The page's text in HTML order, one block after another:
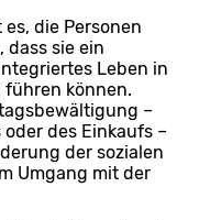
die Personen
dass sie ein
Leben in
können.
–
des Einkaufs –
der sozialen
Umgang mit der